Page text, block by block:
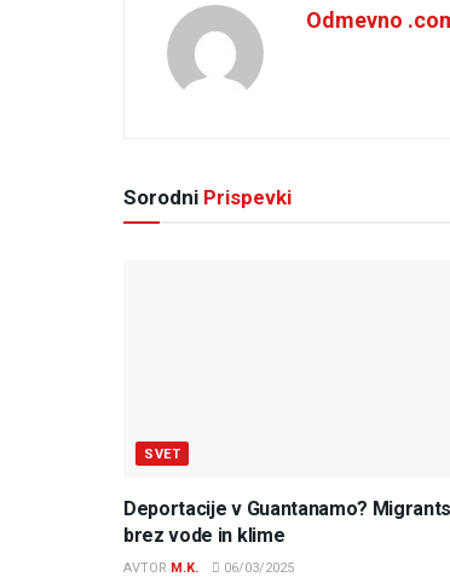
Odmevno
Sorodni Prispevki
SVET
Deportacije v Guantanamo?
brez vode in klime
AVTOR M.K. 06/03/2025